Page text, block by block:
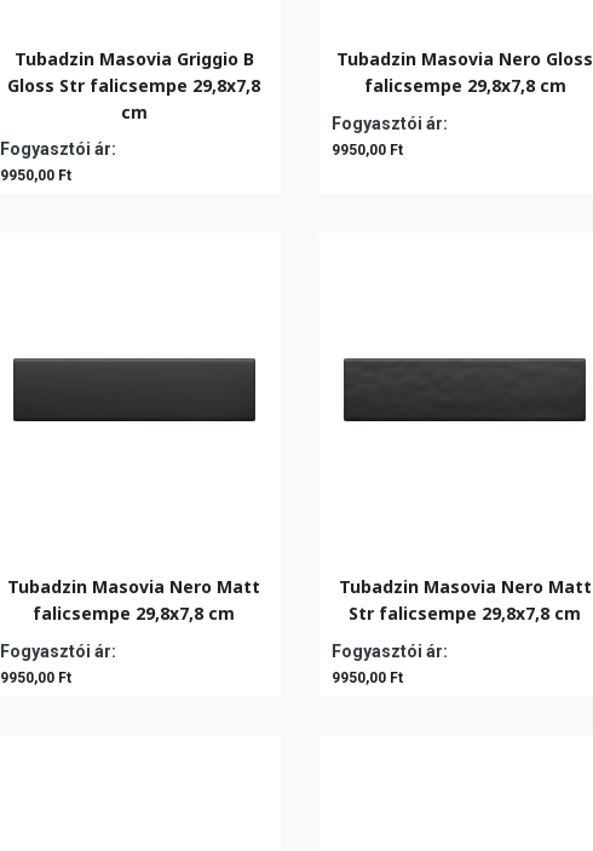
Tubadzin Masovia Griggio B
Gloss Str falicsempe 29,8x7,8
cm
Fogyasztói ár:
9950,00 Ft
Tubadzin Masovia Nero Gloss
falicsempe 29,8x7,8 cm
Fogyasztói ár:
9950,00 Ft
Tubadzin Masovia Nero Matt
falicsempe 29,8x7,8 cm
Fogyasztói ár:
9950,00 Ft
Tubadzin Masovia Nero Matt
Str falicsempe 29,8x7,8 cm
Fogyasztói ár:
9950,00 Ft